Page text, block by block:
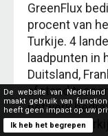
GreenFlux
procent van
Turkije. 4
laadpunten in
Duitsland,
afstand
netwerk
Ankara in
De website van
maakt gebruik van
heeft geen impact op uw
Ik heb het begrepen